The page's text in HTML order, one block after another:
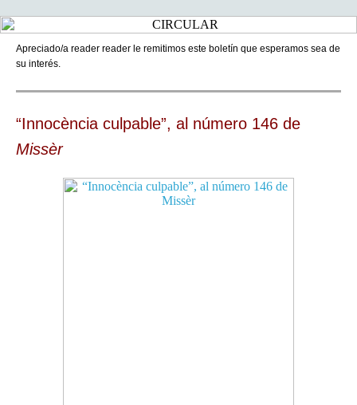
Apreciado/a reader reader le remitimos este boletín que esperamos sea de
su interés.
“Innocència culpable”, al número 146 de
Missèr